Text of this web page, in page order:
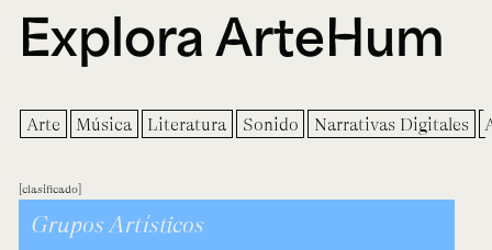
Explora ArteHum
Arte Música Literatura Sonido Narrativas Digitales
clasificado
Grupos Artísticos